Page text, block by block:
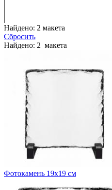
Найдено: 2 макета
Сбросить
Найдено: 2 макета
Фотокамень 19х19 см